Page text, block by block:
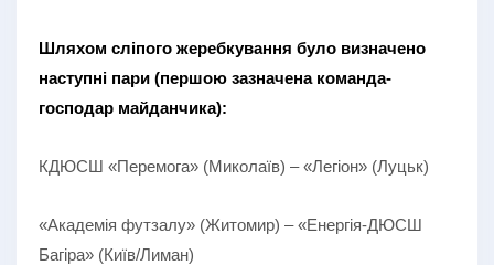
Шляхом сліпого жеребкування було визначено
наступні пари (першою зазначена команда-
господар майданчика):
КДЮСШ «Перемога» (Миколаїв) – «Легіон» (Луцьк)
«Академія футзалу» (Житомир) – «Енергія-ДЮСШ
Багіра» (Київ/Лиман)